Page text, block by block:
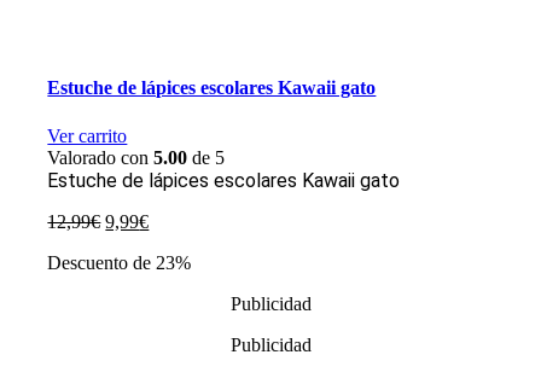
Estuche de lápices escolares Kawaii gato
Ver carrito
Valorado con5.00 de 5
Estuche de lápices escolares Kawaii gato
12,99€ El
original
9,99€El
actual
Descuento de 23%
Publicidad
Publicidad